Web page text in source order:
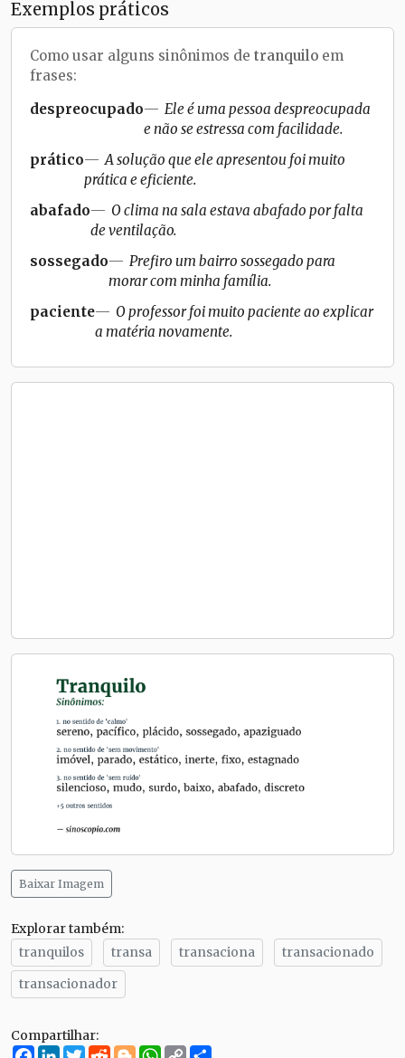
Exemplos práticos
Como usar alguns sinônimos de tranquilo em
frases:
despreocupado
Ele é uma pessoa despreocupada
e não se estressa com facilidade.
prático
A solução que ele apresentou foi muito
prática e eficiente.
abafado
O clima na sala estava abafado por falta
de ventilação.
sossegado
Prefiro um bairro sossegado para
morar com minha família.
paciente
O professor foi muito paciente ao explicar
a matéria novamente.
Baixar Imagem
Explorar também:
tranquilos
transa transaciona
transacionado
transacionador
Compartilhar:
Facebook
LinkedIn
Twitter
RedditBloggerWhatsApp
Copy